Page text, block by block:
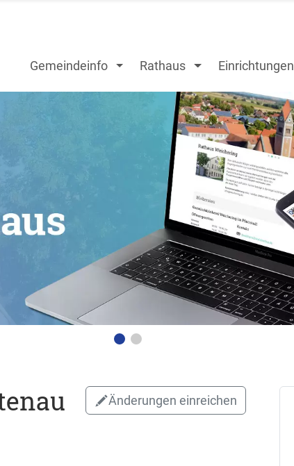
Gemeindeinfo Rathaus Einrichtungen
Änderungen einreichen